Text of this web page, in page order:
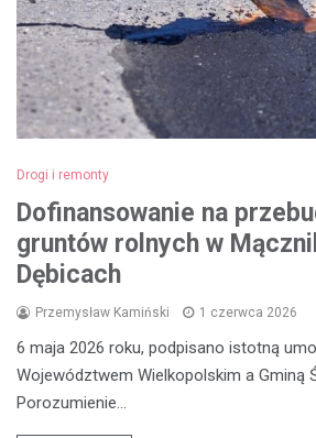
Drogi i remonty
Dofinansowanie na
gruntów rolnych w
Dębicach
Przemysław Kamiński 1 czerwca 2026
6 maja 2026 roku, podpisano istotną
Województwem Wielkopolskim a Gminą
Porozumienie…